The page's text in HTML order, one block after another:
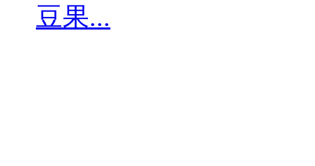
豆果...